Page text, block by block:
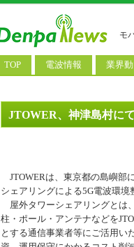
モ
TOP 電波情報
基地局ニュース
業界
決算情
料金改
JTOWER、神津島村に
JTOWERは、東京都の島嶼部
シェアリングによる5G電波環
屋外タワーシェアリングとは
柱・ポール・アンテナなどを
とする通信事業者等にご活用い